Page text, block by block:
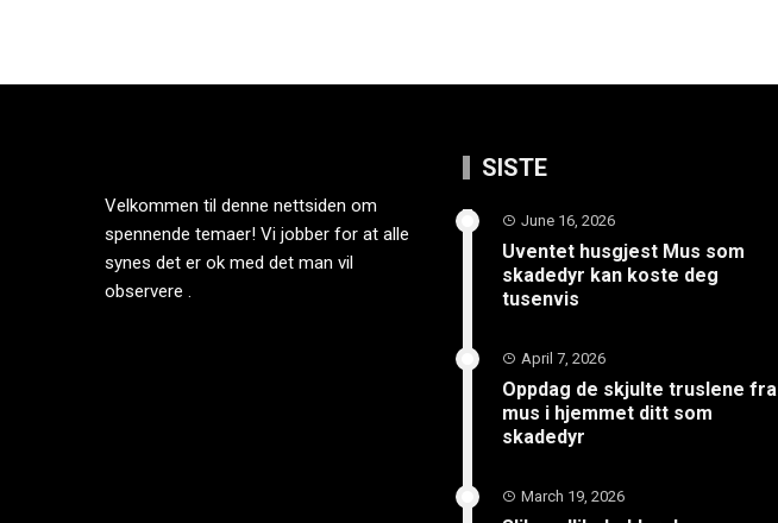
Velkommen til denne nettsiden om
spennende temaer! Vi jobber for at alle
synes det er ok med det man vil
observere .
SISTE
June 16, 2026
Uventet husgjest Mus som
skadedyr kan koste deg
tusenvis
April 7, 2026
Oppdag de skjulte truslene fra
mus i hjemmet ditt som
skadedyr
March 19, 2026